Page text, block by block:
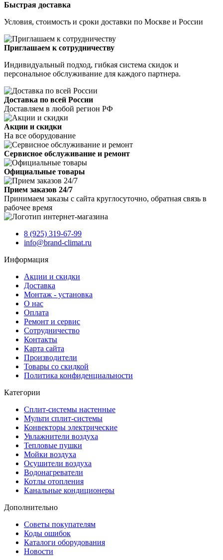
Быстрая доставка
Условия, стоимость и сроки доставки по Москве и России
Приглашаем к сотрудничеству
Индивидуальный подход, гибкая система скидок и
персональное обслуживание для каждого партнера.
Доставка по всей России
Доставляем в любой регион РФ
Акции и скидки
На все оборудование
Сервисное обслуживание и ремонт
Официальные товары
Прием заказов 24/7
Принимаем заказы с сайта круглосуточно, обратная связь в
рабочее время
8 (925) 319-67-99
info@brand-climat.ru
Информация
Акции и скидки
Доставка
Монтаж - установка
О нас
Оплата
Ремонт и сервис
Сотрудничество
Контакты
Карта сайта
Производители
Товары со скидкой
Политика конфиденциальности
Категории
Сплит-системы настенные
Мульти сплит-системы
Конвекторы электрические
Увлажнители воздуха
Тепловые пушки
Мойки воздуха
Осушители воздуха
Водонагреватели
Котлы отопления
Канальные кондиционеры
Дополнительно
Советы покупателям
Коды ошибок
Каталоги оборудования
Новости